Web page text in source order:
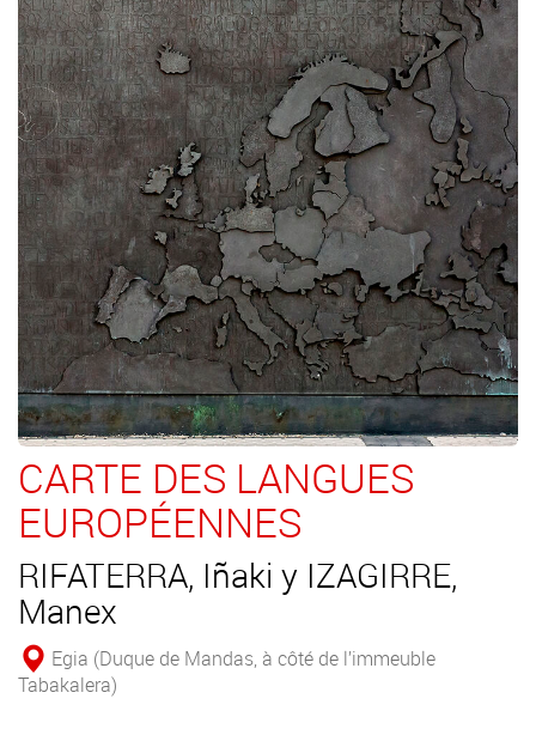
CARTE DES LANGUES
EUROPÉENNES
RIFATERRA, Iñaki y IZAGIRRE,
Manex
Egia (Duque de Mandas, à côté de l’immeuble
Tabakalera)